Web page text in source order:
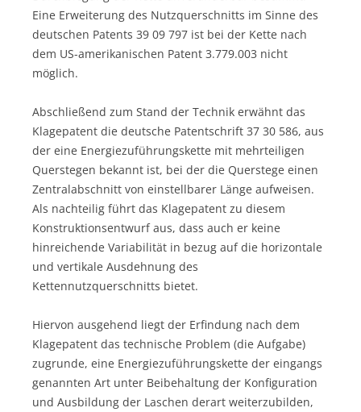
Eine Erweiterung des Nutzquerschnitts im Sinne des
deutschen Patents 39 09 797 ist bei der Kette nach
dem US-amerikanischen Patent 3.779.003 nicht
möglich.
Abschließend zum Stand der Technik erwähnt das
Klagepatent die deutsche Patentschrift 37 30 586, aus
der eine Energiezuführungskette mit mehrteiligen
Querstegen bekannt ist, bei der die Querstege einen
Zentralabschnitt von einstellbarer Länge aufweisen.
Als nachteilig führt das Klagepatent zu diesem
Konstruktionsentwurf aus, dass auch er keine
hinreichende Variabilität in bezug auf die horizontale
und vertikale Ausdehnung des
Kettennutzquerschnitts bietet.
Hiervon ausgehend liegt der Erfindung nach dem
Klagepatent das technische Problem (die Aufgabe)
zugrunde, eine Energiezuführungskette der eingangs
genannten Art unter Beibehaltung der Konfiguration
und Ausbildung der Laschen derart weiterzubilden,